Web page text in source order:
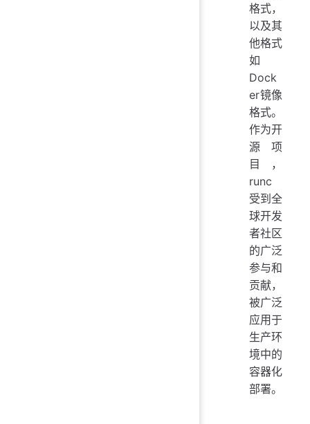
格式，
以及其
他格式
如
Dock
er镜像
格式。
作为开
源项
目，
runc
受到全
球开发
者社区
的广泛
参与和
贡献，
被广泛
应用于
生产环
境中的
容器化
部署。